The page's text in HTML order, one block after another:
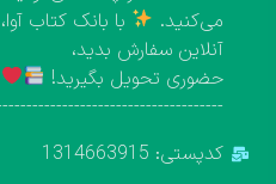
می‌کنید.
با بانک کتاب
آنلاین سفارش بدید،
حضوری تحویل بگیرید!
کدپستی: 1314663915